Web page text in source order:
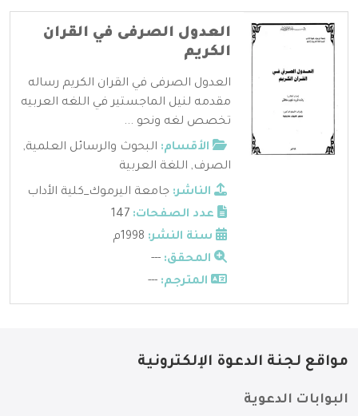
العدول الصرفى في القران
الكريم
العدول الصرفى في القران الكريم رساله
مقدمه لنيل الماجستير في اللغه العربيه
تخصص لغه ونحو ...
الأقسام: البحوث والرسائل العلمية,
الصرف, اللغة العربية
الناشر: جامعة اليرموك_كلية الأداب
عدد الصفحات:
سنة النشر:
المحقق: ---
المترجم: ---
مواقع لجنة الدعوة الإلكترونية
البوابات الدعوية